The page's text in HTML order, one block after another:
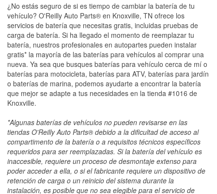
¿No estás seguro de si es tiempo de cambiar la batería de tu
vehículo? O'Reilly Auto Parts® en Knoxville, TN ofrece los
servicios de batería que necesitas gratis, incluidas pruebas de
carga de batería. Si ha llegado el momento de reemplazar tu
batería, nuestros profesionales en autopartes pueden instalar
gratis* la mayoría de las baterías para vehículos al comprar una
nueva. Ya sea que busques baterías para vehículo cerca de mí o
baterías para motocicleta, baterías para ATV, baterías para jardín
o baterías de marina, podemos ayudarte a encontrar la batería
que mejor se adapte a tus necesidades en la tienda #1016 de
Knoxville.
*Algunas baterías de vehículos no pueden revisarse en las
tiendas O'Reilly Auto Parts® debido a la dificultad de acceso al
compartimento de la batería o a requisitos técnicos específicos
requeridos para ser reemplazadas. Si la batería del vehículo es
inaccesible, requiere un proceso de desmontaje extenso para
poder acceder a ella, o si el fabricante requiere un dispositivo de
retención de carga o un reinicio del sistema durante la
instalación, es posible que no sea elegible para el servicio de